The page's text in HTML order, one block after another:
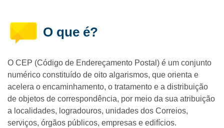
O que é?
O CEP (Código de Endereçamento Postal) é um conjunto
numérico constituído de oito algarismos, que orienta e
acelera o encaminhamento, o tratamento e a distribuição
de objetos de correspondência, por meio da sua atribuição
a localidades, logradouros, unidades dos Correios,
serviços, órgãos públicos, empresas e edifícios.